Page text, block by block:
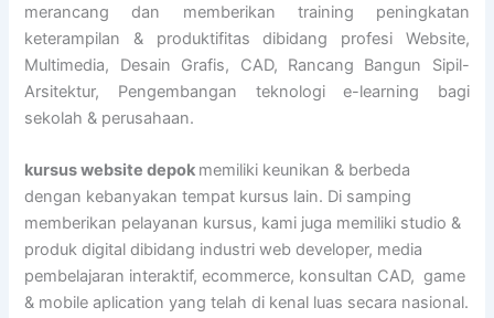
merancang dan memberikan training peningkatan
keterampilan & produktifitas dibidang profesi Website,
Multimedia, Desain Grafis, CAD, Rancang Bangun Sipil-
Arsitektur, Pengembangan teknologi e-learning bagi
sekolah & perusahaan.
kursus website depok memiliki keunikan & berbeda
dengan kebanyakan tempat kursus lain. Di samping
memberikan pelayanan kursus, kami juga memiliki studio &
produk digital dibidang industri web developer, media
pembelajaran interaktif, ecommerce, konsultan CAD, game
& mobile aplication yang telah di kenal luas secara nasional.